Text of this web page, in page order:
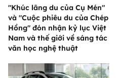
"Khúc lãng du của Cụ Mén"
và "Cuộc phiêu du của Chép
Hồng" đón nhận kỷ lục Việt
Nam và thế giới về sáng tác
văn học nghệ thuật